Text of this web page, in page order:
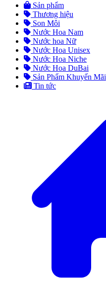
Sản phẩm
Thương hiệu
Son Môi
Nước Hoa Nam
Nước hoa Nữ
Nước Hoa Unisex
Nước Hoa Niche
Nước Hoa DuBai
Sản Phẩm Khuyến Mãi
Tin tức